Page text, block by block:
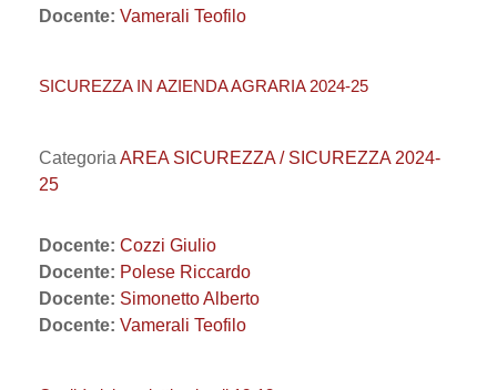
Docente: Vamerali Teofilo
SICUREZZA IN AZIENDA AGRARIA 2024-25
Categoria AREA SICUREZZA / SICUREZZA 2024-
25
Docente: Cozzi Giulio
Docente: Polese Riccardo
Docente: Simonetto Alberto
Docente: Vamerali Teofilo